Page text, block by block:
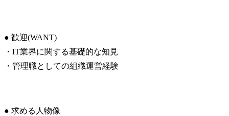
● 歓迎(WANT)
・IT業界に関する基礎的な知見
・管理職としての組織運営経験
● 求める人物像